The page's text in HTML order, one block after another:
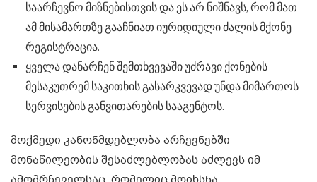
საარჩევნო მიზნებისთვის და ეს არ ნიშნავს, რომ მათ
ამ მისამართზე გააჩნიათ იურიდიული ძალის მქონე
რეგისტრაცია.
ყველა დანარჩენ შემთხვევაში უძრავი ქონების
მესაკუთრემ საკითხის გასარკვევად უნდა მიმართოს
სერვისების განვითარების სააგენტოს.
მოქმედი კანონმდებლობა არჩევნებში
მონაწილეობის შესაძლებლობას აძლევს იმ